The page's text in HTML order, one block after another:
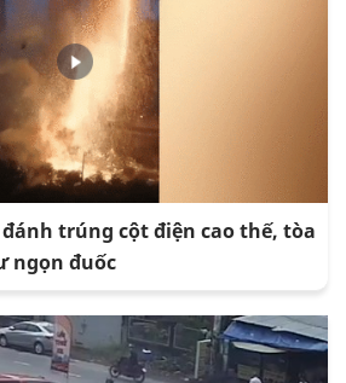
trúng cột điện cao thế, tòa
ngọn đuốc